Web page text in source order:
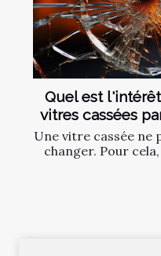
Quel est
vitres cassées
Une vitre cassée ne
changer. Pour